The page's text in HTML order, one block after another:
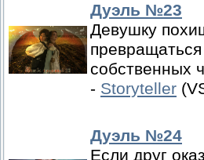
Дуэль №23
Девушку
собственных
- Storyteller
Дуэль №24
Если друг